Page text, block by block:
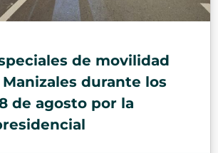
de movilidad
durante los
de agosto por la